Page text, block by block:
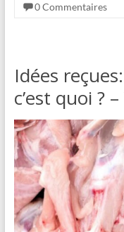
0 Commentaires
Idées
c’est quoi ?